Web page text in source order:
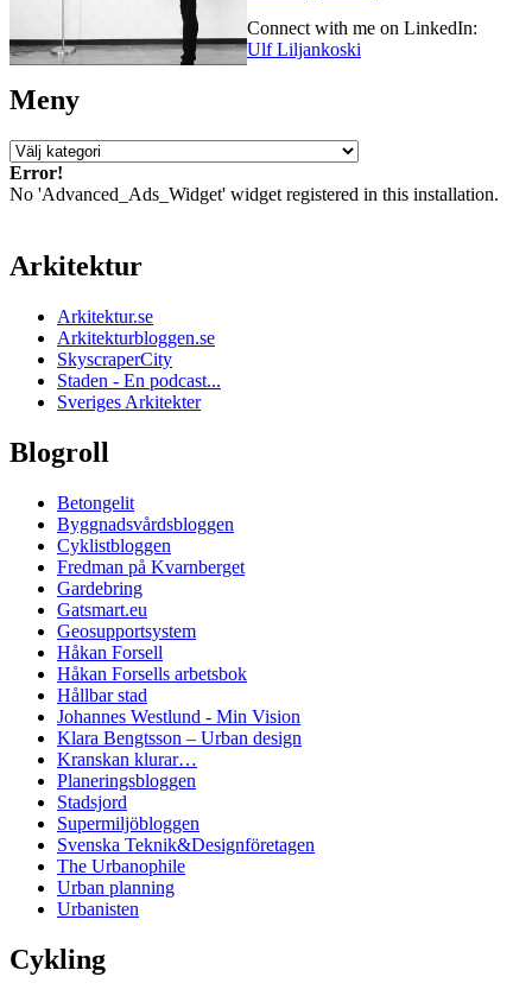
Connect with me on LinkedIn:
Ulf Liljankoski
Meny
Meny
Error!
No 'Advanced_Ads_Widget' widget registered in this installation.
Arkitektur
Arkitektur.se
Arkitekturbloggen.se
SkyscraperCity
Staden - En podcast...
Sveriges Arkitekter
Blogroll
Betongelit
Byggnadsvårdsbloggen
Cyklistbloggen
Fredman på Kvarnberget
Gardebring
Gatsmart.eu
Geosupportsystem
Håkan Forsell
Håkan Forsells arbetsbok
Hållbar stad
Johannes Westlund - Min Vision
Klara Bengtsson – Urban design
Kranskan klurar…
Planeringsbloggen
Stadsjord
Supermiljöbloggen
Svenska Teknik&Designföretagen
The Urbanophile
Urban planning
Urbanisten
Cykling